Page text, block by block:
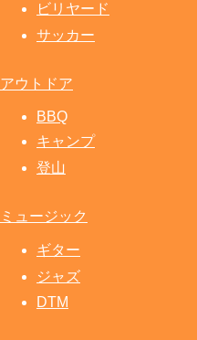
ビリヤード
サッカー
アウトドア
BBQ
キャンプ
登山
ミュージック
ギター
ジャズ
DTM